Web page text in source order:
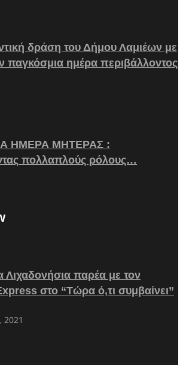
δράση του Δήμου Λαμιέων με
παγκόσμια ημέρα περιβάλλοντος
ΗΜΕΡΑ ΜΗΤΕΡΑΣ :
πολλαπλούς ρόλους…
Λιχαδονήσια παρέα με τον
στο “Τώρα ό,τι συμβαίνει”
2021